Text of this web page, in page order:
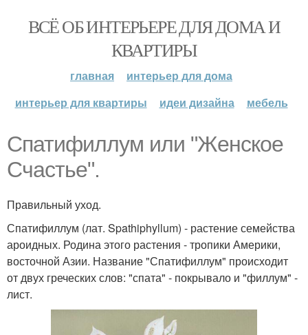
ВСЁ ОБ ИНТЕРЬЕРЕ ДЛЯ ДОМА И
КВАРТИРЫ
главная
интерьер для дома
интерьер для квартиры
идеи дизайна мебель
Спатифиллум или "Женское
Счастье".
Правильный уход.
Спатифиллум (лат. Spathiphyllum) - растение семейства
ароидных. Родина этого растения - тропики Америки,
восточной Азии. Название "Спатифиллум" происходит
от двух греческих слов: "спата" - покрывало и "филлум" -
лист.